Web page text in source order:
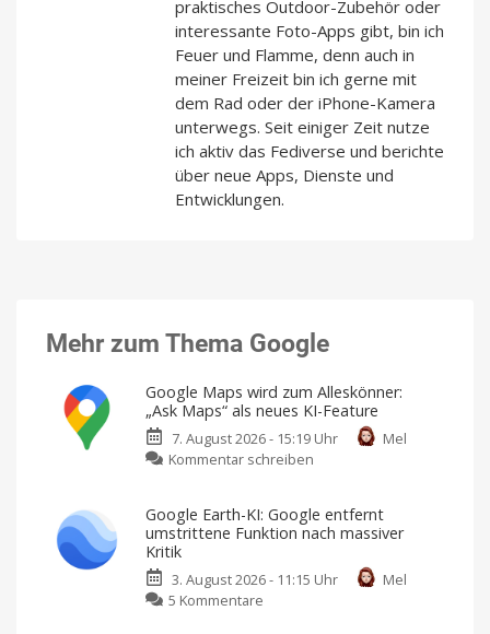
praktisches Outdoor-Zubehör oder
interessante Foto-Apps gibt, bin ich
Feuer und Flamme, denn auch in
meiner Freizeit bin ich gerne mit
dem Rad oder der iPhone-Kamera
unterwegs. Seit einiger Zeit nutze
ich aktiv das Fediverse und berichte
über neue Apps, Dienste und
Entwicklungen.
Mehr zum Thema Google
Google Maps wird zum Alleskönner:
„Ask Maps“ als neues KI-Feature
7. August 2026 - 15:19 Uhr
Mel
Kommentar schreiben
wird
zum
Alleskönner:
„Ask
Google Earth-KI: Google entfernt
umstrittene Funktion nach massiver
Kritik
3. August 2026 - 11:15 Uhr
Mel
5 Kommentare